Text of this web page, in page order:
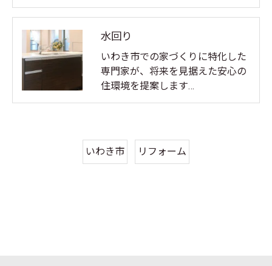
水回り
いわき市での家づくりに特化した
専門家が、将来を見据えた安心の
住環境を提案します…
いわき市 リフォーム